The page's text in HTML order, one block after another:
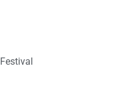
Festival